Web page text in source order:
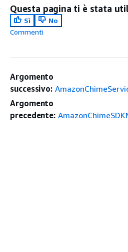
Questa pagina ti è stata
Sì
No
Commenti
Argomento
successivo:
Argomento
precedente: